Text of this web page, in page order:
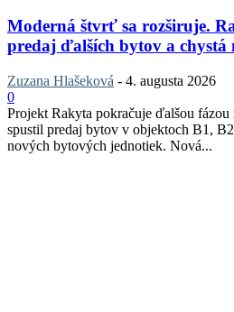
Moderná štvrť sa rozširuje.
predaj ďalších bytov a chystá
Zuzana Hlašeková - 4. augusta 2026
0
Projekt Rakyta pokračuje ďalšou
spustil predaj bytov v objektoch B1,
nových bytových jednotiek. Nová...